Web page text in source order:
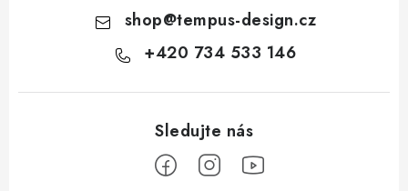
shop@tempus-design.cz
+420 734 533 146